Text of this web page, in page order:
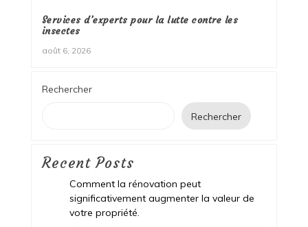
Services d’experts pour la lutte contre les
insectes
août 6, 2026
Rechercher
Rechercher
Recent Posts
Comment la rénovation peut
significativement augmenter la valeur de
votre propriété.